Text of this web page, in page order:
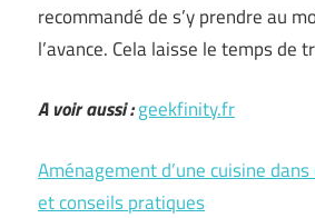
recommandé de s’y prendre au
l’avance. Cela laisse le temps de
A voir aussi :geekfinity.fr
Aménagement d’une cuisine
et conseils pratiques